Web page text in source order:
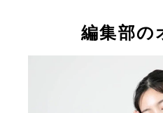
編集部の